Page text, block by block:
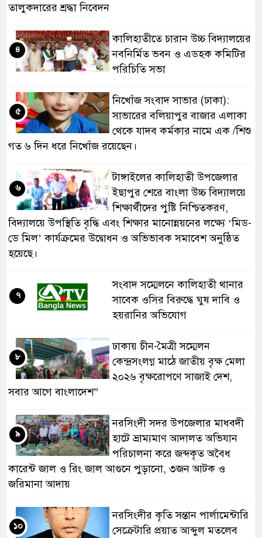
তালুকদারের শ্রদ্ধা নিবেদন
কালিহাতীতে চারান উচ্চ বিদ্যালয়ের
নবনির্মিত ভবন ও এডহক কমিটির
পরিচিতি সভা
৪
নিখোঁজ সংবাদ সাভার (ঢাকা):
সাভারের বলিয়াপুর বাজার এলাকা
থেকে যাদব কর্মকার নামে এক /শিশু
গত ৬ দিন ধরে নিখোঁজ রয়েছেন।
৫
টাঙ্গাইলের কালিহাতী উপজেলার
ইছাপুর শেরে বাংলা উচ্চ বিদ্যালয়ে
শিক্ষার্থীদের পুষ্টি নিশ্চিতকরণ,
বিদ্যালয়ে উপস্থিতি বৃদ্ধি এবং শিক্ষার মানোন্নয়নের লক্ষ্যে ‘মিড-
ডে মিল’ কার্যক্রমের উদ্বোধন ও অভিভাবক সমাবেশ অনুষ্ঠিত
হয়েছে।
৬
সংবাদ সম্মেলনে কালিহাতী থানার
সাবেক ওসির বিরুদ্ধে ঘুষ দাবি ও
হয়রানির অভিযোগ
৭
ঢাকায় চীন-মৈত্রী সম্মেলন
কেন্দ্রসংলগ্ন মাঠে জাতীয় বৃক্ষ মেলা
২০২৬ বৃক্ষরোপণে সাজাই দেশ,
সবার আগে বাংলাদেশ”
৮
নরসিংদী সদর উপজেলার মাধবদী
হাটে ভ্রাম্যমাণ আদালত অভিযান
পরিচালনা করে জব্দকৃত অবৈধ
কারেন্ট জাল ও রিং জাল আগুনে পুড়ানো, ৩জন আটক ও
জরিমানা আদায়
৯
নরসিংদীর কৃতি সন্তান পার্লামেন্টারি
সেক্রেটারি প্রয়াত আব্দুল মতলেব
১০